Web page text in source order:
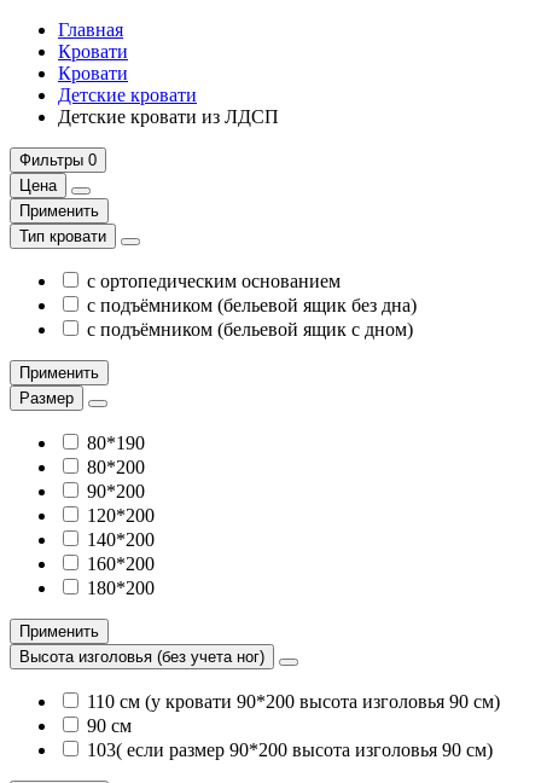
Главная
Кровати
Кровати
Детские кровати
Детские кровати из ЛДСП
Фильтры 0
Цена
Применить
Тип кровати
с ортопедическим основанием
с подъёмником (бельевой ящик без дна)
с подъёмником (бельевой ящик с дном)
Применить
Размер
80*190
80*200
90*200
120*200
140*200
160*200
180*200
Применить
Высота изголовья (без учета ног)
110 см (у кровати 90*200 высота изголовья 90 см)
90 см
103( если размер 90*200 высота изголовья 90 см)